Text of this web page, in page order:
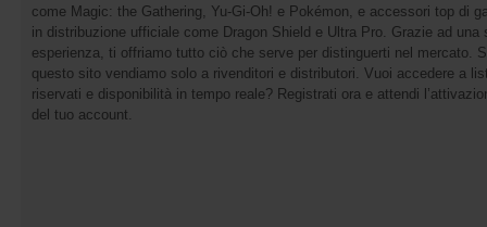
come Magic: the Gathering, Yu-Gi-Oh! e Pokémon, e accessori top di
in distribuzione ufficiale come Dragon Shield e Ultra Pro. Grazie ad una
esperienza, ti offriamo tutto ciò che serve per distinguerti nel mercato.
questo sito vendiamo solo a rivenditori e distributori. Vuoi accedere a
riservati e disponibilità in tempo reale? Registrati ora e attendi
del tuo account.